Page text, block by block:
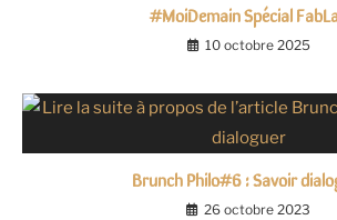
#MoiDemain Spécial
10 octobre 2025
Brunch Philo#6 : Savoir
26 octobre 2023